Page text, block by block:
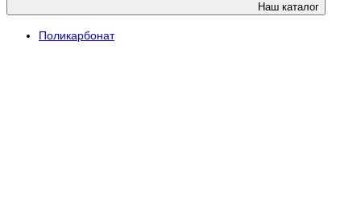
Наш каталог
Поликарбонат